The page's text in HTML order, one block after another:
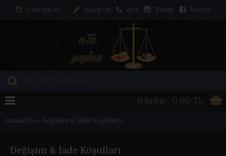
Oturum Aç Kayıt Ol Ara Takip Beğen
0 ürün - 0,00 TL
Anasayfa Değişim & İade Koşulları
Değişim & İade Koşulları